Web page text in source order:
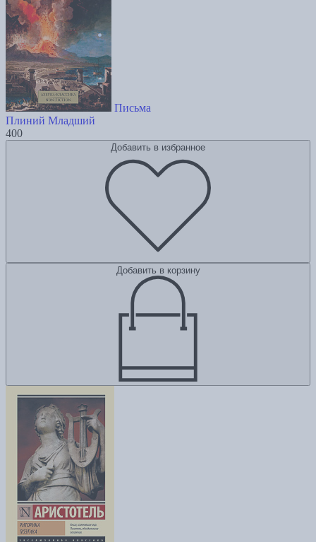
Письма
Плиний Младший
400
Добавить в избранное
Добавить в корзину